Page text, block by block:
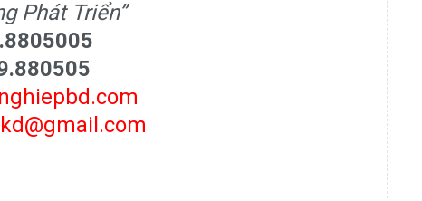
Phát Triển”